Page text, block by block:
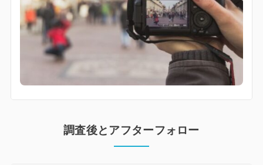
調査後とアフターフォロー